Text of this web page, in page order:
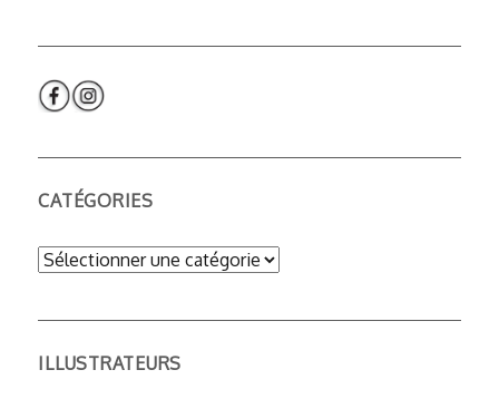
CATÉGORIES
Catégories
ILLUSTRATEURS